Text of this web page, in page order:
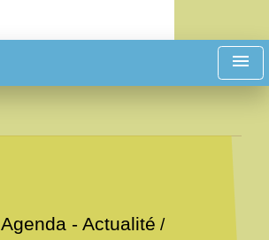
menu
Agenda - Actualité /